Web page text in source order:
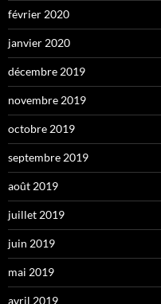
février 2020
janvier 2020
décembre 2019
novembre 2019
octobre 2019
septembre 2019
août 2019
juillet 2019
juin 2019
mai 2019
avril 2019